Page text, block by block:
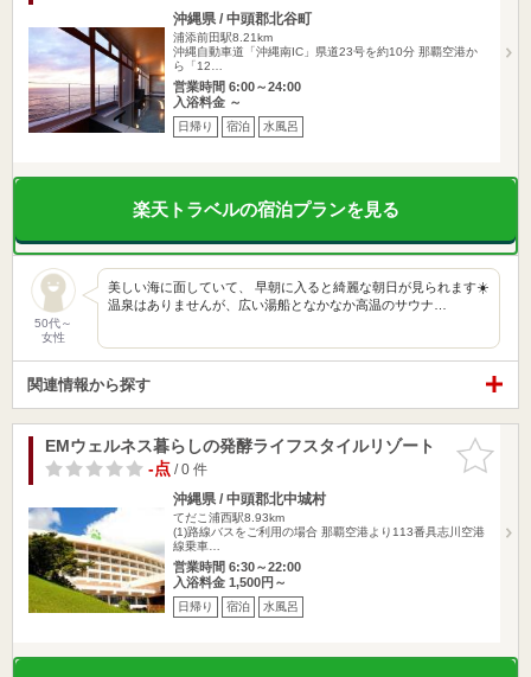
沖縄県 / 中頭郡北谷町
浦添前田駅8.21km
沖縄自動車道「沖縄南IC」県道23号を約10分 那覇空港か
ら「12…
営業時間 6:00～24:00
入浴料金 ～
日帰り 宿泊 水風呂
楽天トラベルの宿泊プランを見る
50代～
女性
美しい海に面していて、 早朝に入ると綺麗な朝日が見られます☀️
温泉はありませんが、広い湯船となかなか高温のサウナ…
関連情報から探す
お気に入
りに追加
EMウェルネス暮らしの発酵ライフスタイルリゾート
-点/ 0 件
沖縄県 / 中頭郡北中城村
てだこ浦西駅8.93km
(1)路線バスをご利用の場合 那覇空港より113番具志川空港
線乗車…
営業時間 6:30～22:00
入浴料金 1,500円～
日帰り 宿泊 水風呂